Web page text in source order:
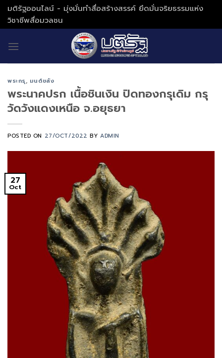
Skip
to
content
มติรัฐออนไลน์ - มุ่งมั่นทำสื่อสร้างสรรค์ ยึดมั่นจริยธรรมแห่ง
วิชาชีพสื่อมวลชน
พระกรุ, มนต์ขลัง
พระนาคปรก เนื้อชินเงิน ปิดทองกรุเดิม กรุ
วัดวังแดงเหนือ จ.อยุธยา
POSTED ON 27/OCT/2022 BYADMIN
27
Oct